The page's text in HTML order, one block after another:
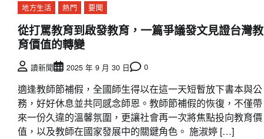
地方生活 熱門 要聞
從打罵教育到啟發教育，一篇爭議發文見證台灣教
育價值的轉變
讀新聞 2025 年 9 月 30 日 0
適逢教師節補假，全國師生得以在這一天短暫放下書本與公
務，好好休息並共同感念師恩。教師節補假的恢復，不僅帶
來一份久違的溫馨氛圍，更讓社會再一次將焦點投向教育價
值，以及教師在國家發展中的關鍵角色。 施淑婷 […]